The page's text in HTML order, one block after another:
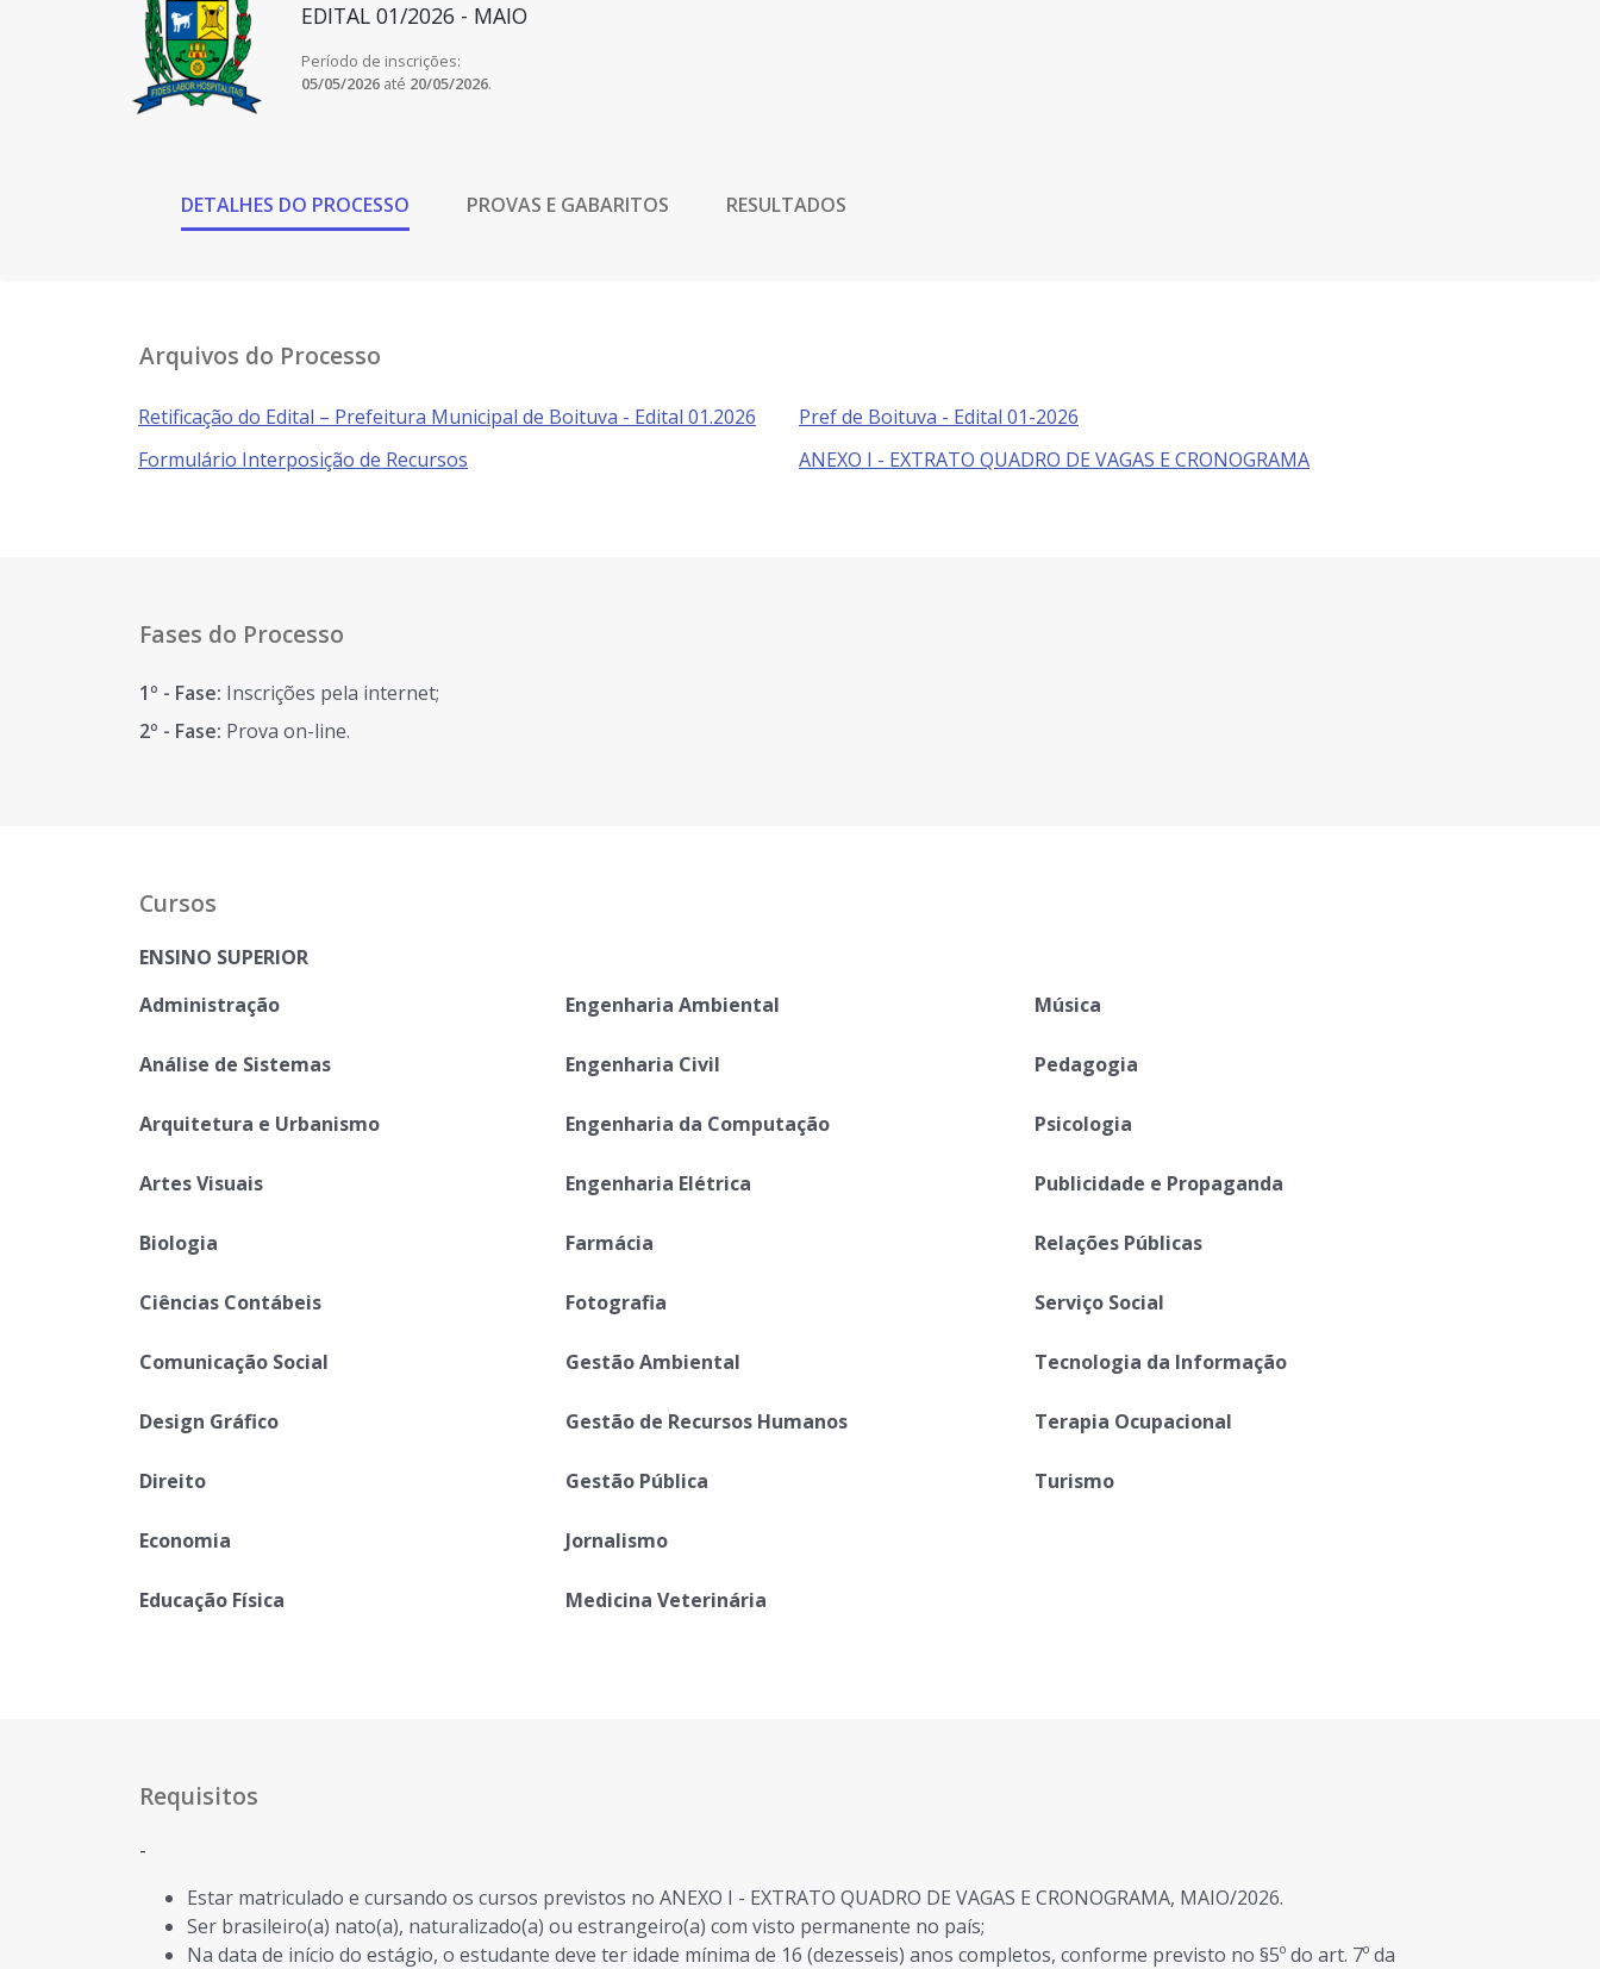
EDITAL 01/2026 - MAIO
Período de inscrições:
05/05/2026até 20/05/2026.
DETALHES DO PROCESSO PROVAS E GABARITOS RESULTADOS
Arquivos do Processo
Retificação do Edital – Prefeitura Municipal de Boituva - Edital 01.2026
Formulário Interposição de Recursos
Pref de Boituva - Edital 01-2026
ANEXO I - EXTRATO QUADRO DE VAGAS E CRONOGRAMA
Fases do Processo
1º - Fase: Inscrições pela internet;
2º - Fase: Prova on-line.
Cursos
ENSINO SUPERIOR
Administração
Análise de Sistemas
Arquitetura e Urbanismo
Artes Visuais
Biologia
Ciências Contábeis
Comunicação Social
Design Gráfico
Direito
Economia
Educação Física
Engenharia Ambiental
Engenharia Civil
Engenharia da Computação
Engenharia Elétrica
Farmácia
Fotografia
Gestão Ambiental
Gestão de Recursos Humanos
Gestão Pública
Jornalismo
Medicina Veterinária
Música
Pedagogia
Psicologia
Publicidade e Propaganda
Relações Públicas
Serviço Social
Tecnologia da Informação
Terapia Ocupacional
Turismo
Requisitos
-
Estar matriculado e cursando os cursos previstos no ANEXO I - EXTRATO QUADRO DE VAGAS E CRONOGRAMA, MAIO/2026.
Ser brasileiro(a) nato(a), naturalizado(a) ou estrangeiro(a) com visto permanente no país;
Na data de início do estágio, o estudante deve ter idade mínima de 16 (dezesseis) anos completos, conforme previsto no §5º do art. 7º da